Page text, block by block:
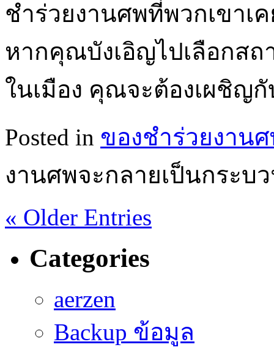
ชำร่วยงานศพที่พวกเขาเ
หากคุณบังเอิญไปเลือกส
ในเมือง คุณจะต้องเผชิญ
Posted in ของชำร่วยงาน
งานศพจะกลายเป็นกระบ
« Older Entries
Categories
aerzen
Backup ข้อมูล